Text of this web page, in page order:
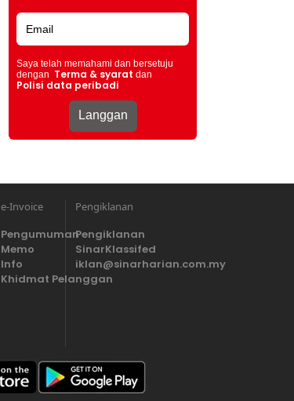
Saya telah memahami dan bersetuju
dengan Terma & syarat dan
Polisi data peribadi
e-Invoice
Pengumuman
Memo
Info
Khidmat Pelanggan
Pengiklanan
Pengiklanan
SinarKlassifed
iklan@sinarharian.com.my